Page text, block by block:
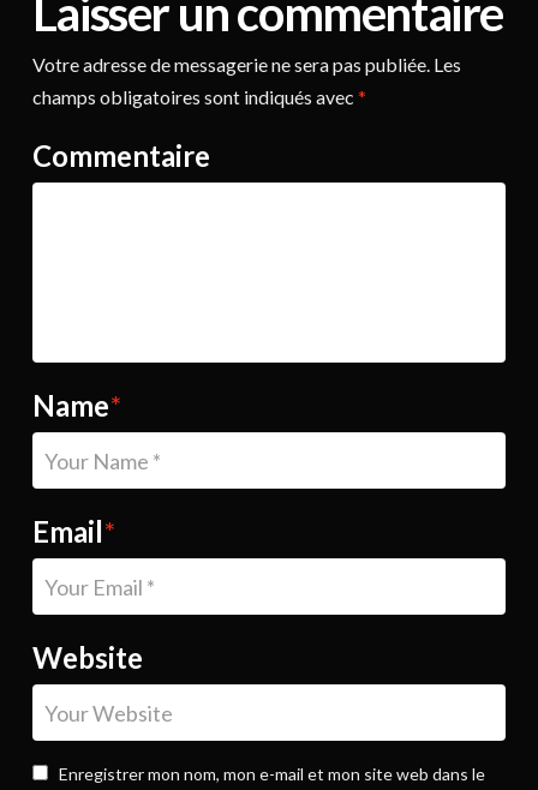
Laisser un commentaire
Votre adresse de messagerie ne sera pas publiée.Les
champs obligatoires sont indiqués avec *
Commentaire
Name*
Email*
Website
Enregistrer mon nom, mon e-mail et mon site web dans le